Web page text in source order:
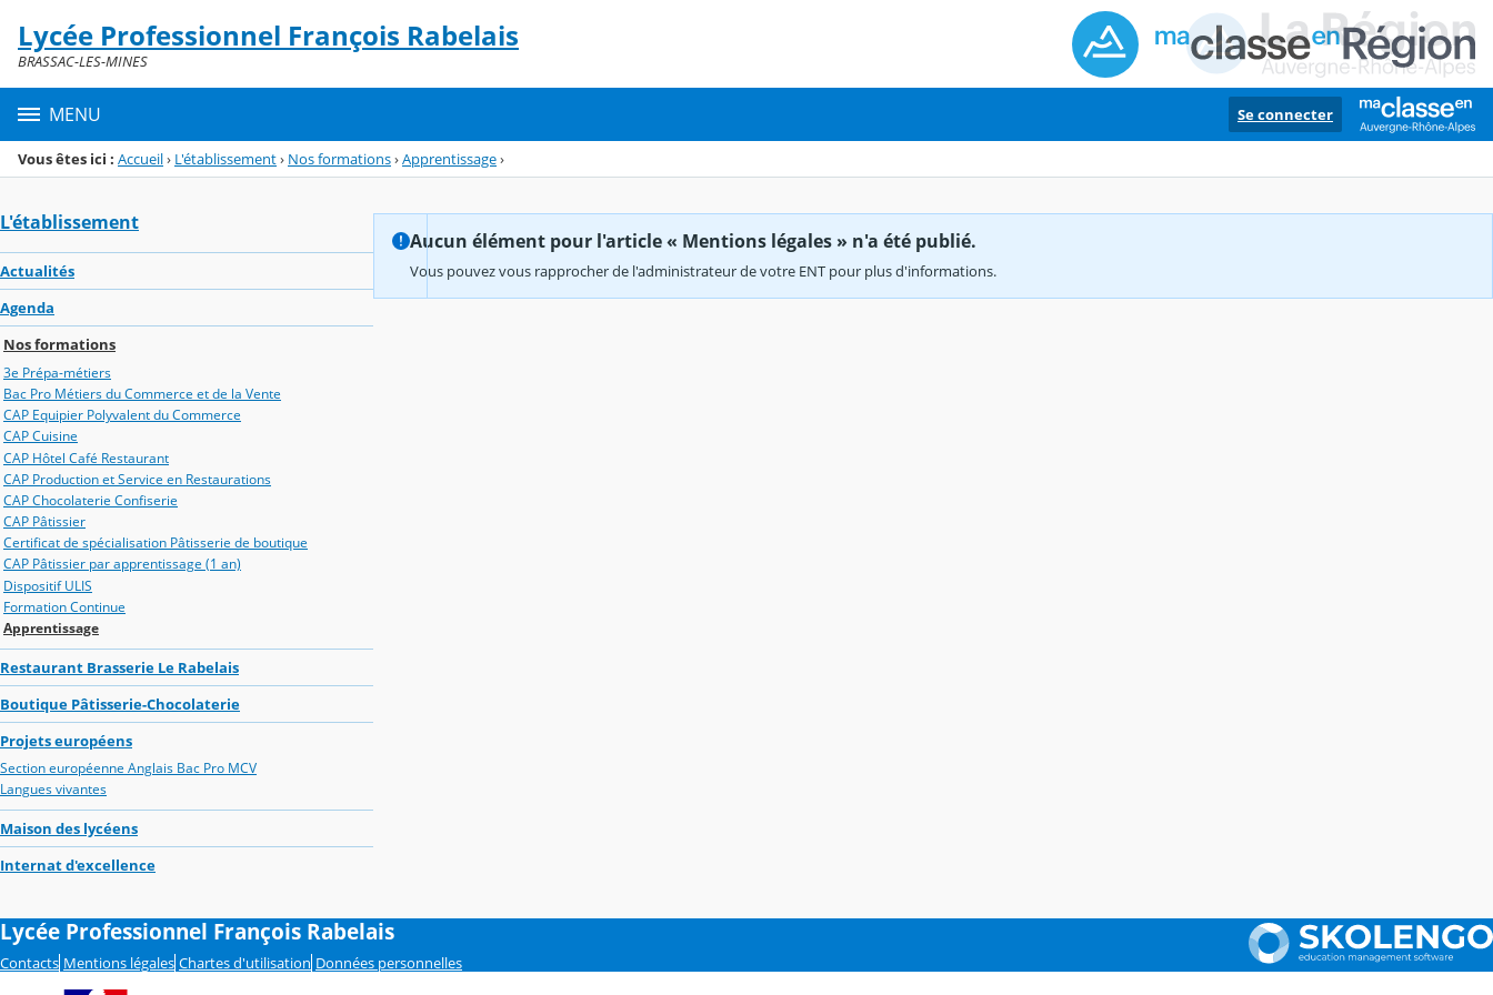
Menu de la rubrique
Contenu
Lycée Professionnel François Rabelais
BRASSAC-LES-MINES
MENU Se connecter
Vous êtes ici : Accueil› L'établissement› Nos formations›Apprentissage›
L'établissement
Actualités
Agenda
Nos formations
3e Prépa-métiers
Bac Pro Métiers du Commerce et de la Vente
CAP Equipier Polyvalent du Commerce
CAP Cuisine
CAP Hôtel Café Restaurant
CAP Production et Service en Restaurations
CAP Chocolaterie Confiserie
CAP Pâtissier
Certificat de spécialisation Pâtisserie de boutique
CAP Pâtissier par apprentissage (1 an)
Dispositif ULIS
Formation Continue
Apprentissage
Restaurant Brasserie Le Rabelais
Boutique Pâtisserie-Chocolaterie
Projets européens
Section européenne Anglais Bac Pro MCV
Langues vivantes
Maison des lycéens
Internat d'excellence
Aucun élément pour l'article « Mentions légales » n'a été publié.
Vous pouvez vous rapprocher de l'administrateur de votre ENT pour plus d'informations.
Lycée Professionnel François Rabelais
Contacts Mentions légales Chartes d'utilisation Données personnelles